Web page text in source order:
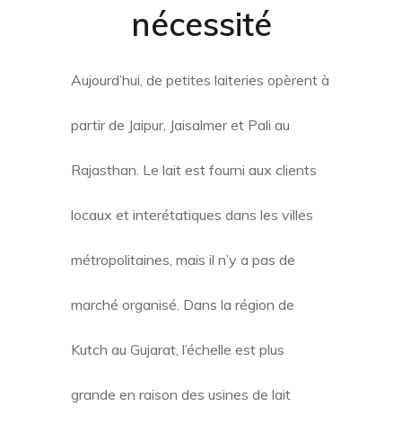
nécessité
Aujourd’hui, de petites laiteries opèrent à
partir de Jaipur, Jaisalmer et Pali au
Rajasthan. Le lait est fourni aux clients
locaux et interétatiques dans les villes
métropolitaines, mais il n’y a pas de
marché organisé. Dans la région de
Kutch au Gujarat, l’échelle est plus
grande en raison des usines de lait